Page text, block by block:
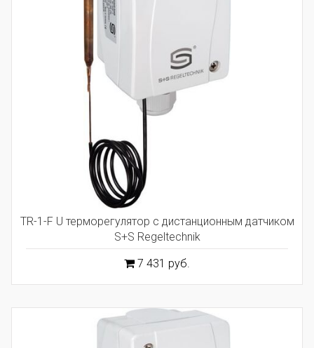
TR-1-F U терморегулятор с дистанционным датчиком
S+S Regeltechnik
7 431 руб.